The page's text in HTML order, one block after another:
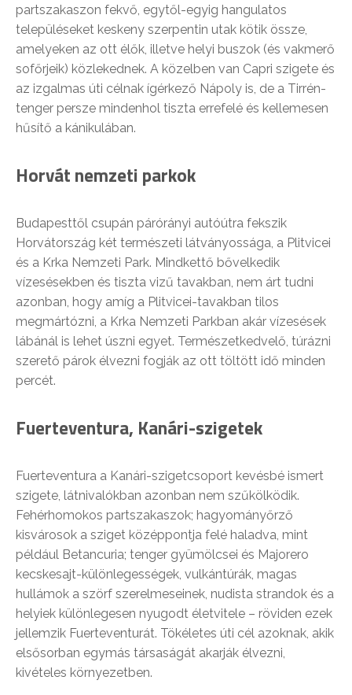
partszakaszon fekvő, egytől-egyig hangulatos
településeket keskeny szerpentin utak kötik össze,
amelyeken az ott élők, illetve helyi buszok (és vakmerő
sofőrjeik) közlekednek. A közelben van Capri szigete és
az izgalmas úti célnak ígérkező Nápoly is, de a Tirrén-
tenger persze mindenhol tiszta errefelé és kellemesen
hűsítő a kánikulában.
Horvát nemzeti parkok
Budapesttől csupán párórányi autóútra fekszik
Horvátország két természeti látványossága, a Plitvicei
és a Krka Nemzeti Park. Mindkettő bővelkedik
vízesésekben és tiszta vizű tavakban, nem árt tudni
azonban, hogy amíg a Plitvicei-tavakban tilos
megmártózni, a Krka Nemzeti Parkban akár vízesések
lábánál is lehet úszni egyet. Természetkedvelő, túrázni
szerető párok élvezni fogják az ott töltött idő minden
percét.
Fuerteventura, Kanári-szigetek
Fuerteventura a Kanári-szigetcsoport kevésbé ismert
szigete, látnivalókban azonban nem szűkölködik.
Fehérhomokos partszakaszok; hagyományőrző
kisvárosok a sziget középpontja felé haladva, mint
például Betancuria; tenger gyümölcsei és Majorero
kecskesajt-különlegességek, vulkántúrák, magas
hullámok a szörf szerelmeseinek, nudista strandok és a
helyiek különlegesen nyugodt életvitele – röviden ezek
jellemzik Fuerteventurát. Tökéletes úti cél azoknak, akik
elsősorban egymás társaságát akarják élvezni,
kivételes környezetben.